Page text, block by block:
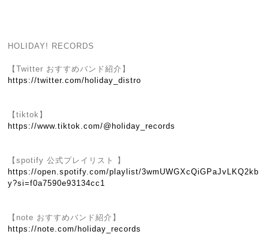
HOLIDAY! RECORDS
【Twitter おすすめバンド紹介】
https://twitter.com/holiday_distro
【tiktok】
https://www.tiktok.com/@holiday_records
【spotify 公式プレイリスト 】
https://open.spotify.com/playlist/3wmUWGXcQiGPaJvLKQ2kb
y?si=f0a7590e93134cc1
【note おすすめバンド紹介】
https://note.com/holiday_records